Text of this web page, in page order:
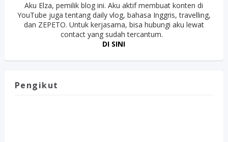
Aku Elza, pemilik blog ini. Aku aktif membuat konten di
YouTube juga tentang daily vlog, bahasa Inggris, travelling,
dan ZEPETO. Untuk kerjasama, bisa hubungi aku lewat
contact yang sudah tercantum.
DI SINI
Pengikut